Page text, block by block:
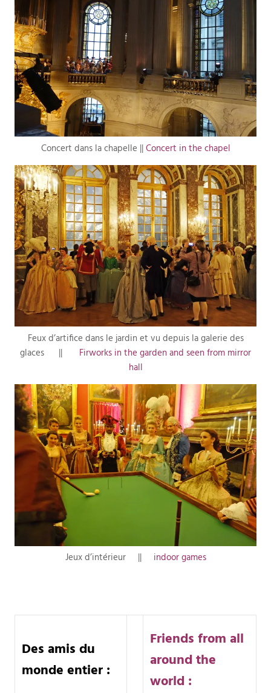
Concert dans la chapelle ||Concert in the chapel
Feux d’artifice dans le jardin et vu depuis la galerie des
glaces || Firworks in the garden and seen from mirror
hall
Jeux d’intérieur || indoor games
Des amis du
monde entier :
Friends from all
around the
world :